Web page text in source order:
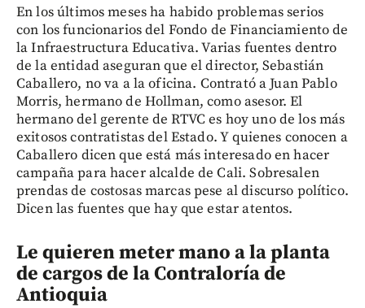
En los últimos meses ha habido problemas serios
con los funcionarios del Fondo de Financiamiento de
la Infraestructura Educativa. Varias fuentes dentro
de la entidad aseguran que el director, Sebastián
Caballero, no va a la oficina. Contrató a Juan Pablo
Morris, hermano de Hollman, como asesor. El
hermano del gerente de RTVC es hoy uno de los más
exitosos contratistas del Estado. Y quienes conocen a
Caballero dicen que está más interesado en hacer
campaña para hacer alcalde de Cali. Sobresalen
prendas de costosas marcas pese al discurso político.
Dicen las fuentes que hay que estar atentos.
Le quieren meter mano a la planta
de cargos de la Contraloría de
Antioquia